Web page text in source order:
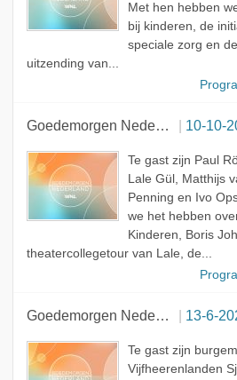
Met hen hebben
bij kinderen, de
speciale zorg en
uitzending van...
Goedemorgen Nederland 10-10-
Te gast zijn Paul
Lale Gül, Matthijs
Penning en Ivo
we het hebben
Kinderen, Boris
theatercollegetour van Lale, de...
Goedemorgen Nederland 13-6-
Te gast zijn
Vijfheerenlanden